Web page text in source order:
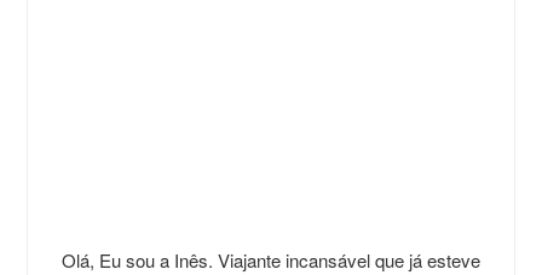
Olá, Eu sou a Inês. Viajante incansável que já esteve